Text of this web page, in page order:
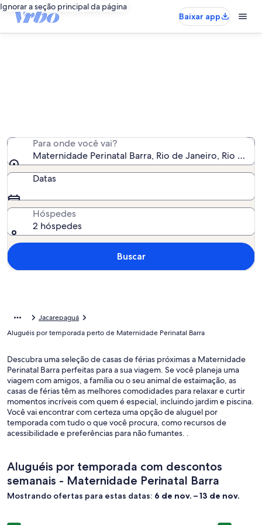
Ignorar a seção principal da página
Baixar app
Para onde você vai?
Maternidade Perinatal Barra, Rio de Janeiro, Rio de
Datas
Hóspedes
2 hóspedes
Buscar
Jacarepaguá
Aluguéis por temporada perto de Maternidade Perinatal Barra
Descubra uma seleção de casas de férias próximas a Maternidade
Perinatal Barra perfeitas para a sua viagem. Se você planeja uma
viagem com amigos, a família ou o seu animal de estaimação, as
casas de férias têm as melhores comodidades para relaxar e curtir
momentos incríveis com quem é especial, incluindo jardim e piscina.
Você vai encontrar com certeza uma opção de aluguel por
temporada com tudo o que você procura, como recursos de
acessibilidade e preferências para não fumantes. .
Aluguéis por temporada com descontos
semanais - Maternidade Perinatal Barra
Mostrando ofertas para estas datas: 6 de nov. – 13 de nov.
Galeria
Barramares Ocean View
Galeria
Barra